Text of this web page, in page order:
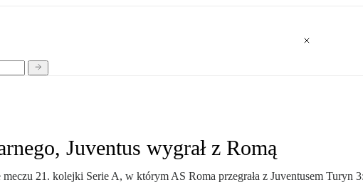
Juventus wygrał z Romą
21. kolejki Serie A, w którym AS Roma przegrała z Juventusem Turyn